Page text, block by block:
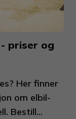
priser og
Her finner
om elbil-
Bestill...